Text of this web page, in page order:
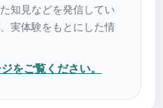
知見などを発信してい
実体験をもとにした情
をご覧ください。